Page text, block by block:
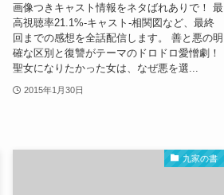
画像つきキャスト情報をネタばれありで！ 最
高視聴率21.1%-キャスト-相関図など、最終
回までの感想を全話配信します。 善と悪の明
確な区別と復讐がテーマのドロドロ愛憎劇！
聖女になりたかった女は、なぜ悪を選...
2015年1月30日
九家の書